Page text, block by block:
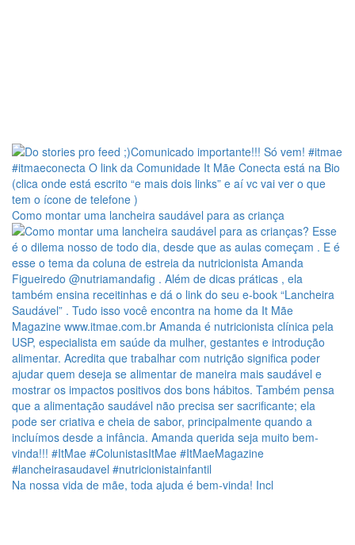
Como montar uma lancheira saudável para as criança
Na nossa vida de mãe, toda ajuda é bem-vinda! Incl